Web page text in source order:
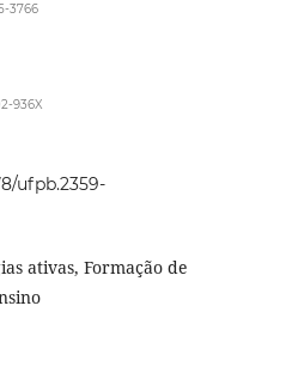
3766
936X
ufpb.2359-
ativas, Formação de